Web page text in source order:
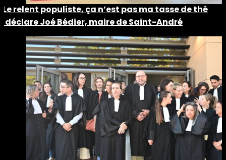
Le relent populiste, ça n’est pas ma tasse de thé
déclare Joé Bédier, maire de Saint-André